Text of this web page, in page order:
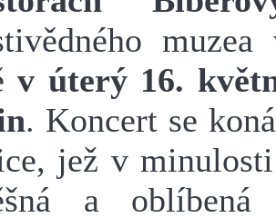
muzea
v úterý 16.
. Koncert se
jež v
a oblíbená